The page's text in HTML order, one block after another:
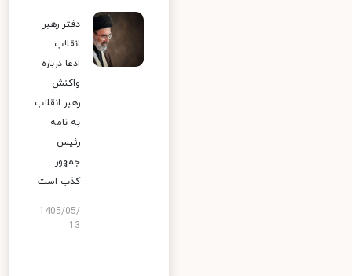
دفتر رهبر
انقلاب:
ادعا درباره
واکنش
رهبر انقلاب
به نامه
رئیس
جمهور
کذب است
1405/05/
13